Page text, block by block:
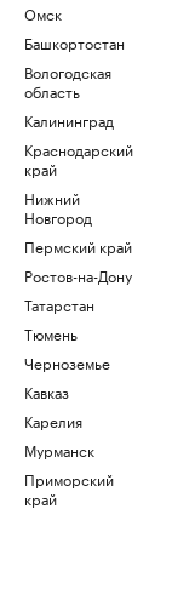
Омск
Башкортостан
Вологодская
область
Калининград
Краснодарский
край
Нижний
Новгород
Пермский край
Ростов-на-Дону
Татарстан
Тюмень
Черноземье
Кавказ
Карелия
Мурманск
Приморский
край